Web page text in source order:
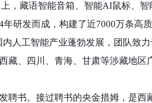
，藏语智能音箱、智能AI鼠标、
研发而成，构建了近7000万条高
人工智能产业蓬勃发展，团队致
、四川、青海、甘肃等涉藏地区
聘书。接过聘书的央金措姆，是